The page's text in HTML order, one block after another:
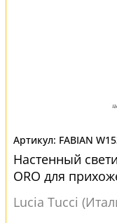
FABIAN
Настенный
ORO для
Lucia Tucci